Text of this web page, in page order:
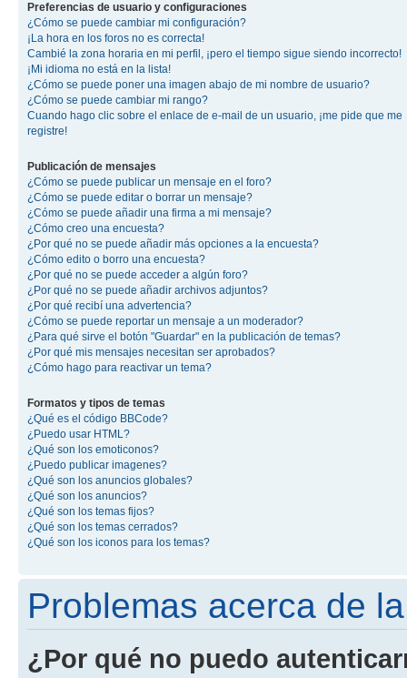
Preferencias de usuario y configuraciones
¿Cómo se puede cambiar mi configuración?
¡La hora en los foros no es correcta!
Cambié la zona horaria en mi perfil, ¡pero el tiempo sigue siendo incorrecto!
¡Mi idioma no está en la lista!
¿Cómo se puede poner una imagen abajo de mi nombre de usuario?
¿Cómo se puede cambiar mi rango?
Cuando hago clic sobre el enlace de e-mail de un usuario, ¡me pide que me
registre!
Publicación de mensajes
¿Cómo se puede publicar un mensaje en el foro?
¿Cómo se puede editar o borrar un mensaje?
¿Cómo se puede añadir una firma a mi mensaje?
¿Cómo creo una encuesta?
¿Por qué no se puede añadir más opciones a la encuesta?
¿Cómo edito o borro una encuesta?
¿Por qué no se puede acceder a algún foro?
¿Por qué no se puede añadir archivos adjuntos?
¿Por qué recibí una advertencia?
¿Cómo se puede reportar un mensaje a un moderador?
¿Para qué sirve el botón "Guardar" en la publicación de temas?
¿Por qué mis mensajes necesitan ser aprobados?
¿Cómo hago para reactivar un tema?
Formatos y tipos de temas
¿Qué es el código BBCode?
¿Puedo usar HTML?
¿Qué son los emoticonos?
¿Puedo publicar imagenes?
¿Qué son los anuncios globales?
¿Qué son los anuncios?
¿Qué son los temas fijos?
¿Qué son los temas cerrados?
¿Qué son los iconos para los temas?
Problemas acerca de
¿Por qué no puedo